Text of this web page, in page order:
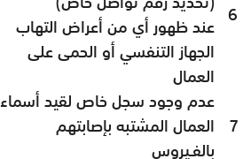
6 عند ظهور أي من أعراض التهاب
الجهاز التنفسي أو الحمى على
العمال
7
عدم وجود سجل خاص لقيد أسماء
العمال المشتبه بإصابتهم
بالفـيروس